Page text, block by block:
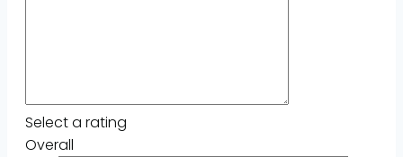
Select a rating
Overall